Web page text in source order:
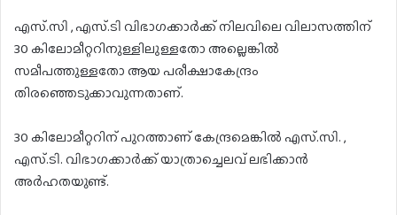
എസ്.സി , എസ്.ടി വിഭാഗക്കാർക്ക് നിലവിലെ വിലാസത്തിന്
30 കിലോമീറ്ററിനുള്ളിലുള്ളതോ അല്ലെങ്കിൽ
സമീപത്തുള്ളതോ ആയ പരീക്ഷാകേന്ദ്രം
തിരഞ്ഞെടുക്കാവുന്നതാണ്.
30 കിലോമീറ്ററിന് പുറത്താണ് കേന്ദ്രമെങ്കിൽ എസ്.സി. ,
എസ്.ടി. വിഭാഗക്കാർക്ക് യാത്രാച്ചെലവ് ലഭിക്കാൻ
അർഹതയുണ്ട്.